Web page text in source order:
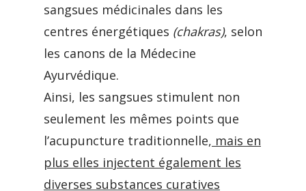
sangsues médicinales dans les
centres énergétiques (chakras), selon
les canons de la Médecine
Ayurvédique.
Ainsi, les sangsues stimulent non
seulement les mêmes points que
l’acupuncture traditionnelle, mais en
plus elles injectent également les
diverses substances curatives